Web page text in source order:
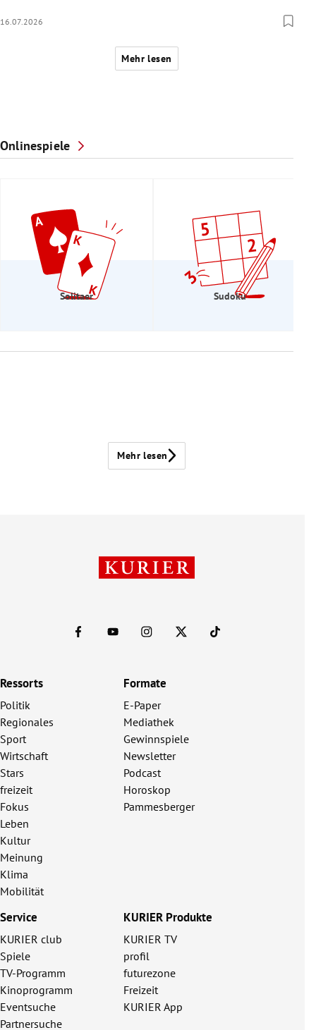
16.07.2026
Mehr lesen
Onlinespiele
Solitaer Sudoku
Mehr lesen
Ressorts
Politik
Regionales
Sport
Wirtschaft
Stars
freizeit
Fokus
Leben
Kultur
Meinung
Klima
Mobilität
Formate
E-Paper
Mediathek
Gewinnspiele
Newsletter
Podcast
Horoskop
Pammesberger
Service
KURIER club
Spiele
TV-Programm
Kinoprogramm
Eventsuche
Partnersuche
KURIER Produkte
KURIER TV
profil
futurezone
Freizeit
KURIER App